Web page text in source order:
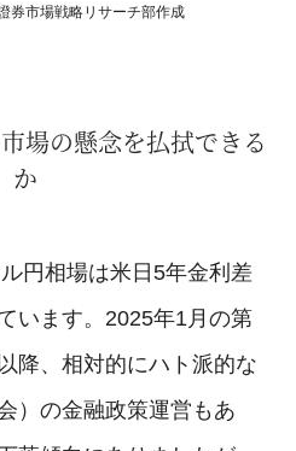
券市場戦略リサーチ部作成
場の懸念を払拭できる
か
円相場は米日5年金利差
います。2025年1月の第
降、相対的にハト派的な
）の金融政策運営もあ